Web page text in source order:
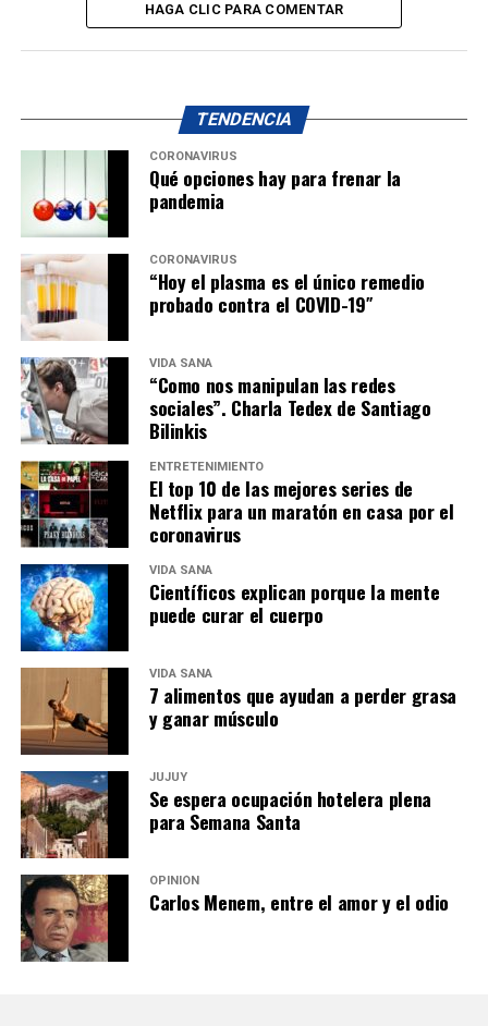
HAGA CLIC PARA COMENTAR
TENDENCIA
CORONAVIRUS
Qué opciones hay para frenar la
pandemia
CORONAVIRUS
“Hoy el plasma es el único remedio
probado contra el COVID-19″
VIDA SANA
“Como nos manipulan las redes
sociales”. Charla Tedex de Santiago
Bilinkis
ENTRETENIMIENTO
El top 10 de las mejores series de
Netflix para un maratón en casa por el
coronavirus
VIDA SANA
Científicos explican porque la mente
puede curar el cuerpo
VIDA SANA
7 alimentos que ayudan a perder grasa
y ganar músculo
JUJUY
Se espera ocupación hotelera plena
para Semana Santa
OPINIÓN
Carlos Menem, entre el amor y el odio